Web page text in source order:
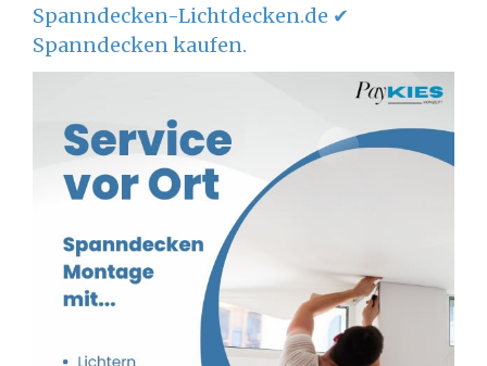
Spanndecken-Lichtdecken.de ✔
Spanndecken kaufen.